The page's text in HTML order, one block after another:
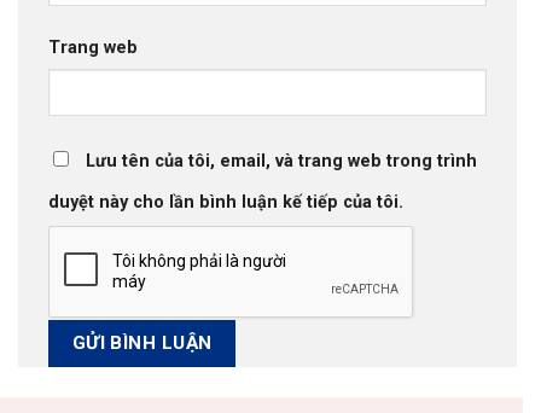
Trang web
Lưu tên của tôi, email, và trang web trong trình
duyệt này cho lần bình luận kế tiếp của tôi.